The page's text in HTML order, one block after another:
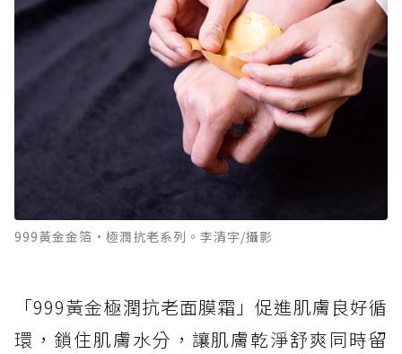
999黃金金箔·極潤抗老系列。李清宇/攝影
「999黃金極潤抗老面膜霜」促進肌膚良好循
環，鎖住肌膚水分，讓肌膚乾淨舒爽同時留